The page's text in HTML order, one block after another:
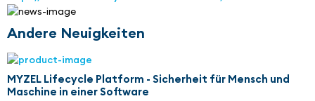
Andere Neuigkeiten
MYZEL Lifecycle Platform - Sicherheit für Mensch und
Maschine in einer Software